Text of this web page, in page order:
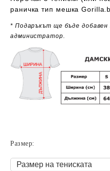
раничка тип мешка
* Подаръкът ще бъде добавен
администратор.
Размер: